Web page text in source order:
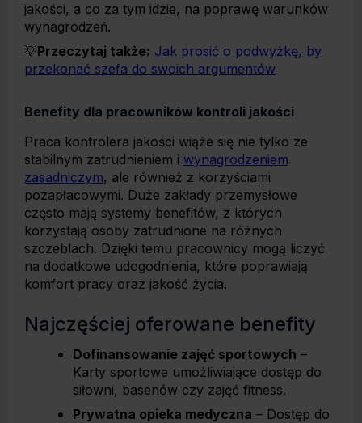
jakości, a co za tym idzie, na poprawę warunków
wynagrodzeń.
💡Przeczytaj także: Jak prosić o podwyżkę, by
przekonać szefa do swoich argumentów
Benefity dla pracowników kontroli jakości
Praca kontrolera jakości wiąże się nie tylko ze
stabilnym zatrudnieniem i wynagrodzeniem
zasadniczym, ale również z korzyściami
pozapłacowymi. Duże zakłady przemysłowe
często mają systemy benefitów, z których
korzystają osoby zatrudnione na różnych
szczeblach. Dzięki temu pracownicy mogą liczyć
na dodatkowe udogodnienia, które poprawiają
komfort pracy oraz jakość życia.
Najczęściej oferowane benefity
Dofinansowanie zajęć sportowych –
Karty sportowe umożliwiające dostęp do
siłowni, basenów czy zajęć fitness.
Prywatna opieka medyczna – Dostęp do